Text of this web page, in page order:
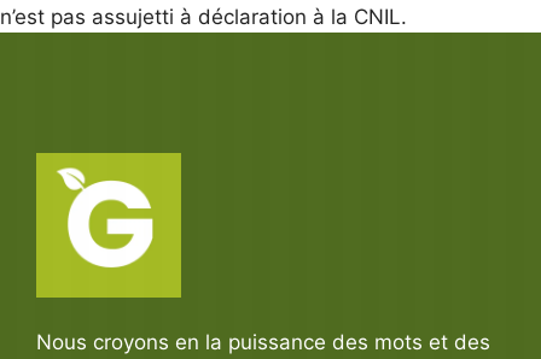
n’est pas assujetti à déclaration à la CNIL.
Nous croyons en la puissance des mots et des